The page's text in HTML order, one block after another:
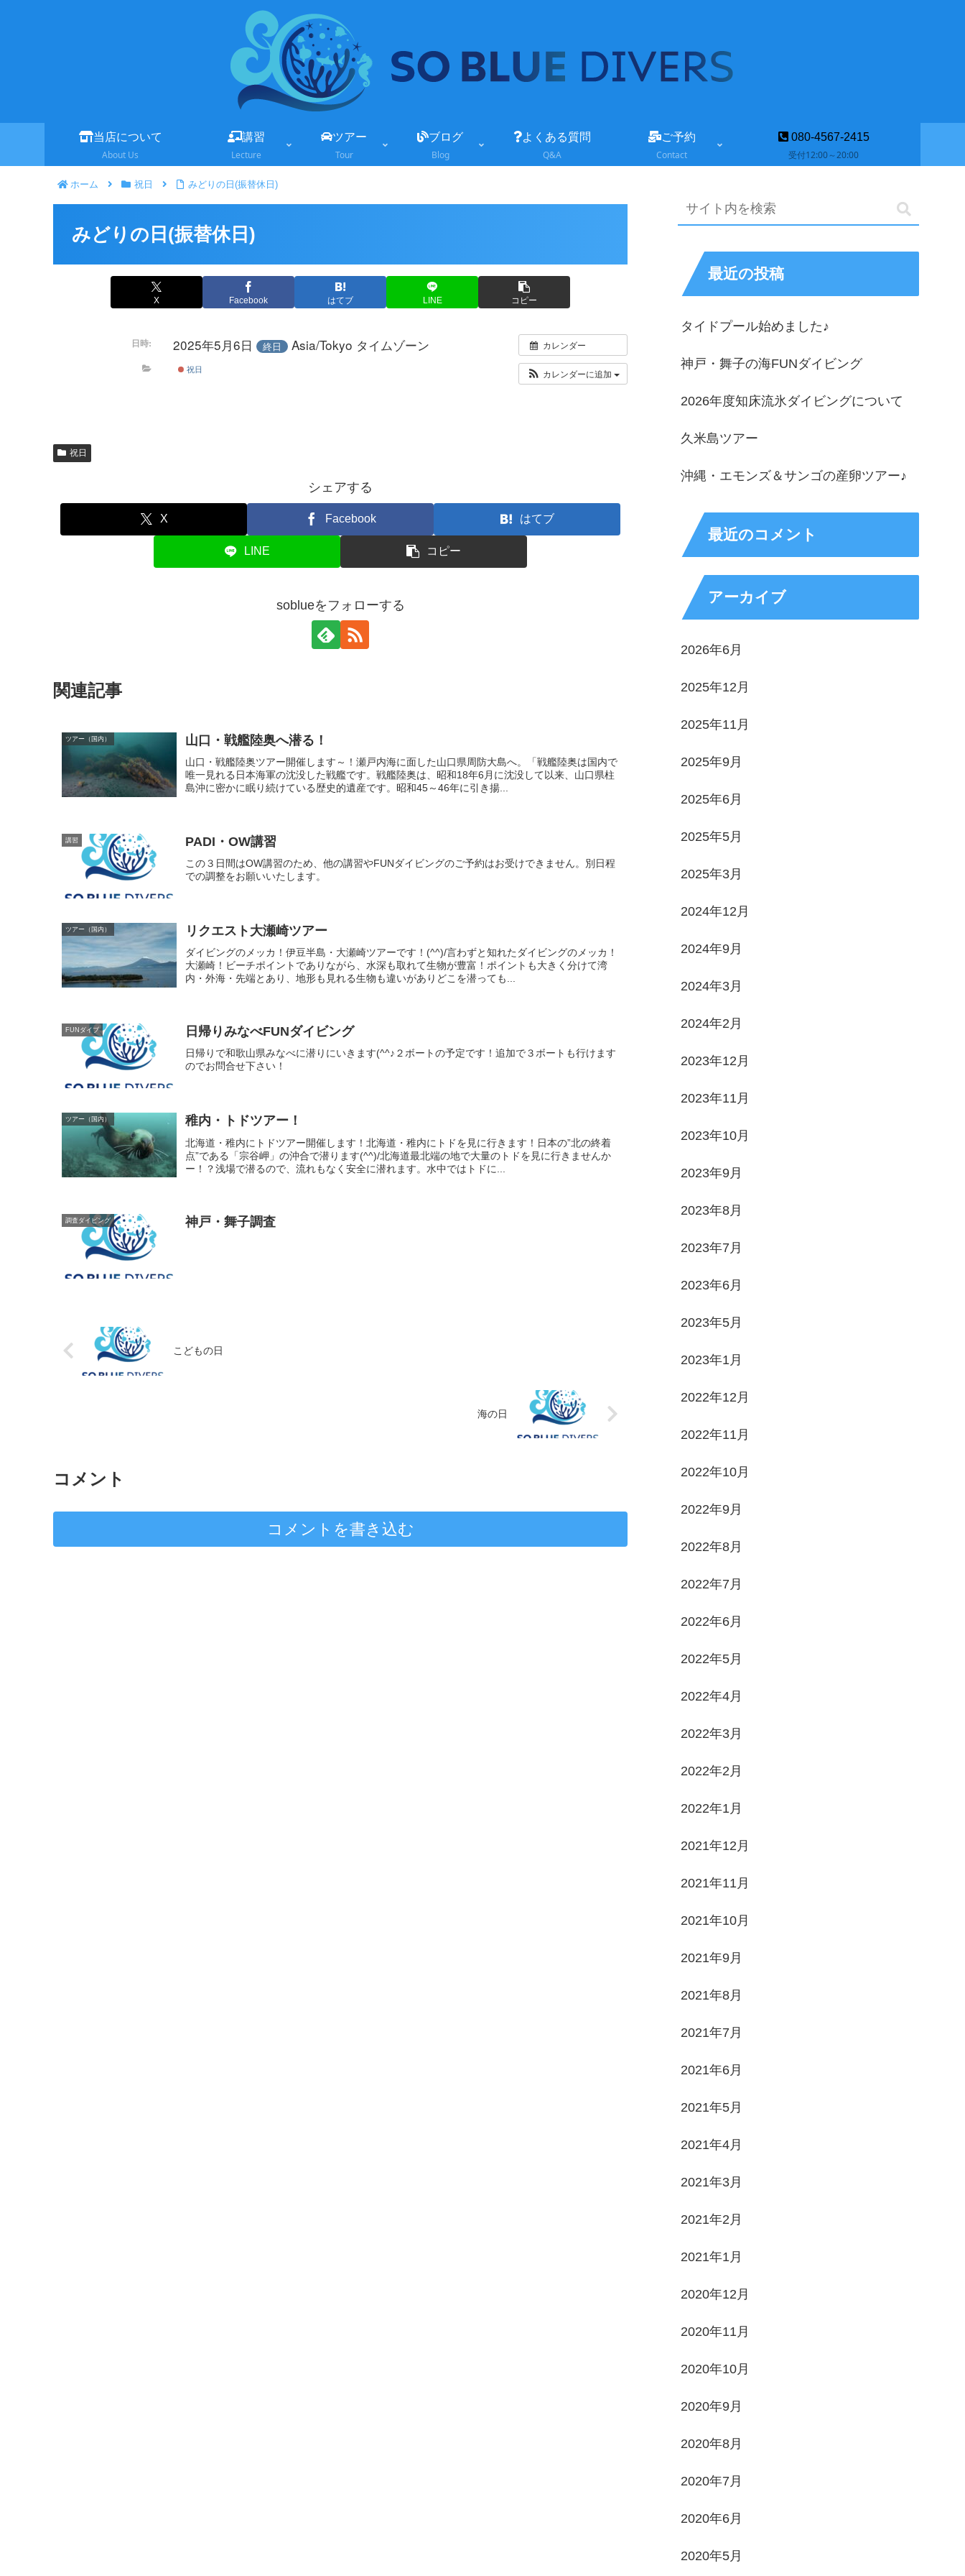
当店について
About Us
講習
Lecture
ツアー
Tour
ブログ
Blog
よくある質問
Q&A
ご予約
Contact
080-4567-2415
受付12:00～20:00
ホーム 祝日 みどりの日(振替休日)
みどりの日(振替休日)
X Facebook はてブ LINE コピー
カレンダー
カレンダーに追加
日時: 2025年5月6日 終日 Asia/Tokyo タイムゾーン
祝日
祝日
シェアする
X Facebook はてブ
LINE コピー
soblueをフォローする
関連記事
ツアー（国内） 山口・戦艦陸奥へ潜る！
山口・戦艦陸奥ツアー開催します～！瀬戸内海に面した山口県周防大島へ。「戦艦陸奥は国内で
唯一見れる日本海軍の沈没した戦艦です。戦艦陸奥は、昭和18年6月に沈没して以来、山口県柱
島沖に密かに眠り続けている歴史的遺産です。昭和45～46年に引き揚...
講習 PADI・OW講習
この３日間はOW講習のため、他の講習やFUNダイビングのご予約はお受けできません。別日程
での調整をお願いいたします。
ツアー（国内） リクエスト大瀬崎ツアー
ダイビングのメッカ！伊豆半島・大瀬崎ツアーです！(^^)/言わずと知れたダイビングのメッカ！
大瀬崎！ビーチポイントでありながら、水深も取れて生物が豊富！ポイントも大きく分けて湾
内・外海・先端とあり、地形も見れる生物も違いがありどこを潜っても...
FUNダイブ 日帰りみなべFUNダイビング
日帰りで和歌山県みなべに潜りにいきます(^^♪２ボートの予定です！追加で３ボートも行けます
のでお問合せ下さい！
ツアー（国内） 稚内・トドツアー！
北海道・稚内にトドツアー開催します！北海道・稚内にトドを見に行きます！日本の”北の終着
点”である「宗谷岬」の沖合で潜ります(^^)/北海道最北端の地で大量のトドを見に行きませんか
ー！？浅場で潜るので、流れもなく安全に潜れます。水中ではトドに...
調査ダイビング 神戸・舞子調査
こどもの日
海の日
コメント
コメントを書き込む
最近の投稿
タイドプール始めました♪
神戸・舞子の海FUNダイビング
2026年度知床流氷ダイビングについて
久米島ツアー
沖縄・エモンズ＆サンゴの産卵ツアー♪
最近のコメント
アーカイブ
2026年6月
2025年12月
2025年11月
2025年9月
2025年6月
2025年5月
2025年3月
2024年12月
2024年9月
2024年3月
2024年2月
2023年12月
2023年11月
2023年10月
2023年9月
2023年8月
2023年7月
2023年6月
2023年5月
2023年1月
2022年12月
2022年11月
2022年10月
2022年9月
2022年8月
2022年7月
2022年6月
2022年5月
2022年4月
2022年3月
2022年2月
2022年1月
2021年12月
2021年11月
2021年10月
2021年9月
2021年8月
2021年7月
2021年6月
2021年5月
2021年4月
2021年3月
2021年2月
2021年1月
2020年12月
2020年11月
2020年10月
2020年9月
2020年8月
2020年7月
2020年6月
2020年5月